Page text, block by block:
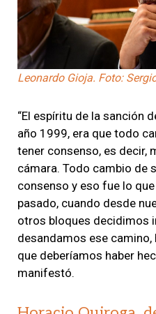
Leonardo Gioja. Foto:
“El espíritu de la sanción
año 1999, era que todo
tener consenso, es decir,
cámara. Todo cambio de
consenso y eso fue lo
pasado, cuando desde
otros bloques decidimos
desandamos ese
que deberíamos haber
manifestó.